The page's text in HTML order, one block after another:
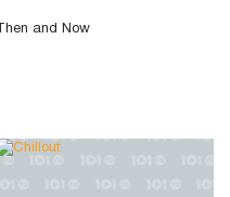
Then and Now